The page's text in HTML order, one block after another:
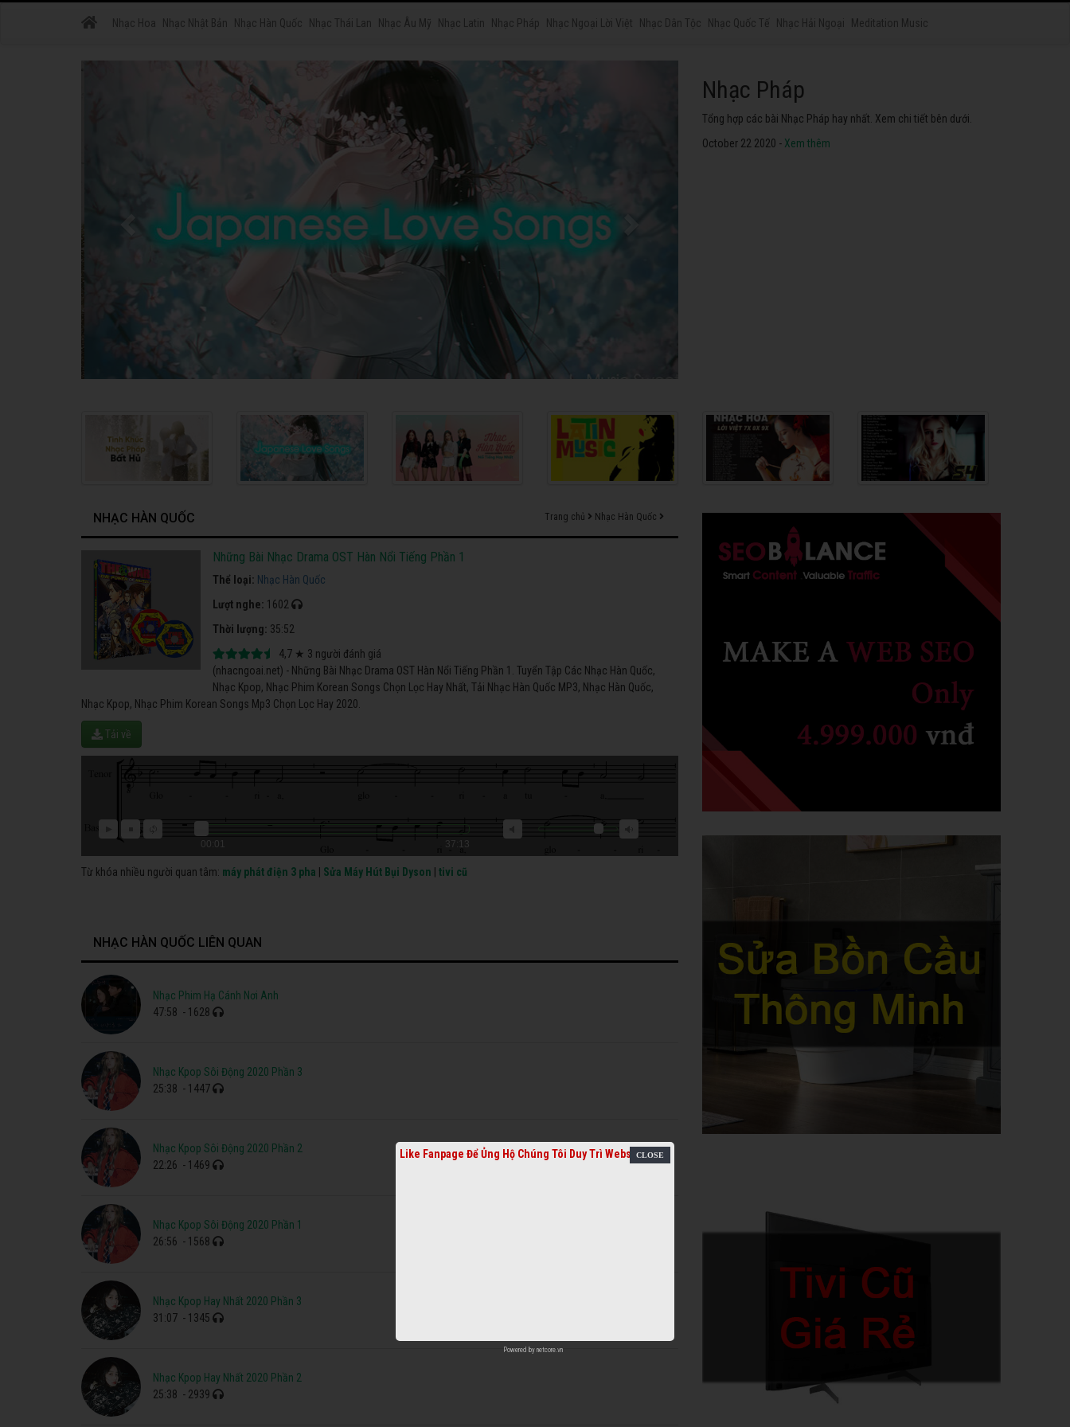
Nhạc Hoa Nhạc Nhật Bản Nhạc Hàn Quốc Nhạc Thái Lan Nhạc Âu Mỹ Nhạc Latin Nhạc Pháp Nhạc Ngoại Lời Việt Nhạc Dân Tộc Nhạc Quốc Tế Nhạc Hải Ngoại Meditation Music
Nhạc Nhật Bản
Tuyển tập các bài Nhạc Nhật Bản hay nhất. Không thể không
NHẠC HÀN QUỐC Trang chủ Nhạc Hàn Quốc
Những Bài Nhạc Drama OST Hàn Nổi Tiếng Phần 1
Thể loại: Nhạc Hàn Quốc
Lượt nghe: 1602
Thời lượng: 35:52
4,7 ★ 3 người đánh giá
(nhacngoai.net) - Những Bài Nhạc Drama OST Hàn Nổi Tiếng Phần 1. Tuyển Tập Các Nhạc Hàn Quốc,
Nhạc Kpop, Nhạc Phim Korean Songs Chọn Lọc Hay Nhất, Tải Nhạc Hàn Quốc MP3, Nhạc Hàn Quốc,
Nhạc Kpop, Nhạc Phim Korean Songs Mp3 Chọn Lọc Hay 2020.
Tải về
00:01 37:13
Từ khóa nhiều người quan tâm: máy phát điện 3 pha Sửa Máy Hút Bụi Dyson tivi cũ
NHẠC HÀN QUỐC LIÊN QUAN
Nhạc Phim Hạ Cánh Nơi Anh
47:58 - 1628
Nhạc Kpop Sôi Động 2020 Phần 3
25:38 - 1447
Nhạc Kpop Sôi Động 2020 Phần 2
22:26 - 1469
Nhạc Kpop Sôi Động 2020 Phần 1
26:56 - 1568
Nhạc Kpop Hay Nhất 2020 Phần 3
31:07 - 1345
Nhạc Kpop Hay Nhất 2020 Phần 2
25:38 - 2939
Like Fanpage Để Ủng Hộ Chúng Tôi Duy Trì Website
Powered by netcore.vn